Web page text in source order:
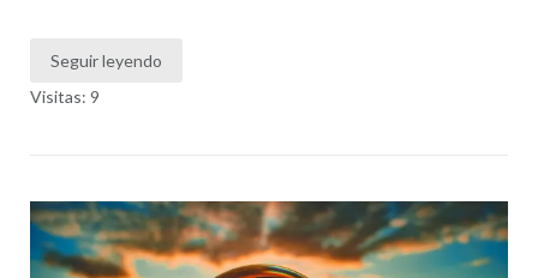
Seguir leyendo
Visitas: 9